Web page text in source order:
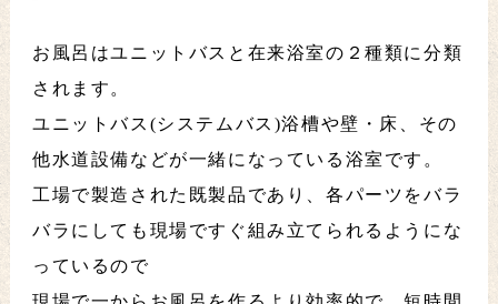
お風呂はユニットバスと在来浴室の２種類に分類
されます。
ユニットバス(システムバス)浴槽や壁・床、その
他水道設備などが一緒になっている浴室です。
工場で製造された既製品であり、各パーツをバラ
バラにしても現場ですぐ組み立てられるようにな
っているので